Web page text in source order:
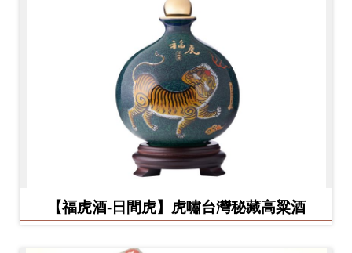
【福虎酒-日間虎】虎嘯台灣秘藏高粱酒